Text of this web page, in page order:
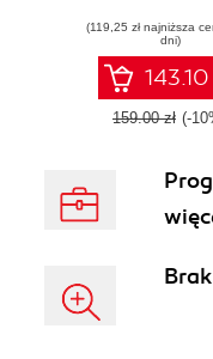
(119,25 zł najniższa
dni)
143.10
159.00 zł (-